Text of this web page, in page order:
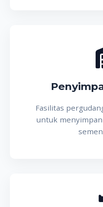
Fasilitas
untuk